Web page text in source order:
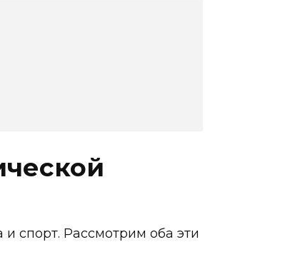
спорт. Рассмотрим оба эти